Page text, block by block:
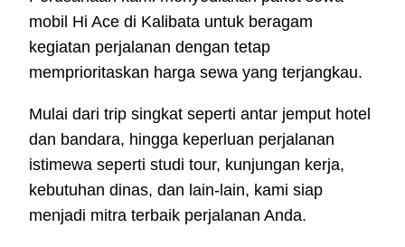
mobil Hi Ace di Kalibata untuk beragam
kegiatan perjalanan dengan tetap
memprioritaskan harga sewa yang terjangkau.
Mulai dari trip singkat seperti antar jemput hotel
dan bandara, hingga keperluan perjalanan
istimewa seperti studi tour, kunjungan kerja,
kebutuhan dinas, dan lain-lain, kami siap
menjadi mitra terbaik perjalanan Anda.